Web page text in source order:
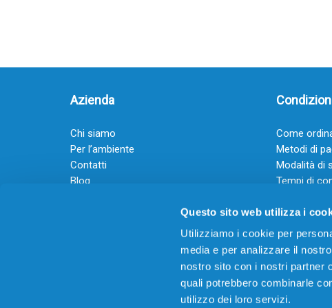
Questo sito web utilizza i
Utilizziamo i cookie per
media e per analizzare il
nostro sito con i nostri partner
quali potrebbero combinarle
utilizzo dei loro servizi.
Azienda
Chi siamo
Per l’ambiente
Contatti
Blog
Guadagna con il Dropship
Come
Metodi di
Modalità di
Tempi di